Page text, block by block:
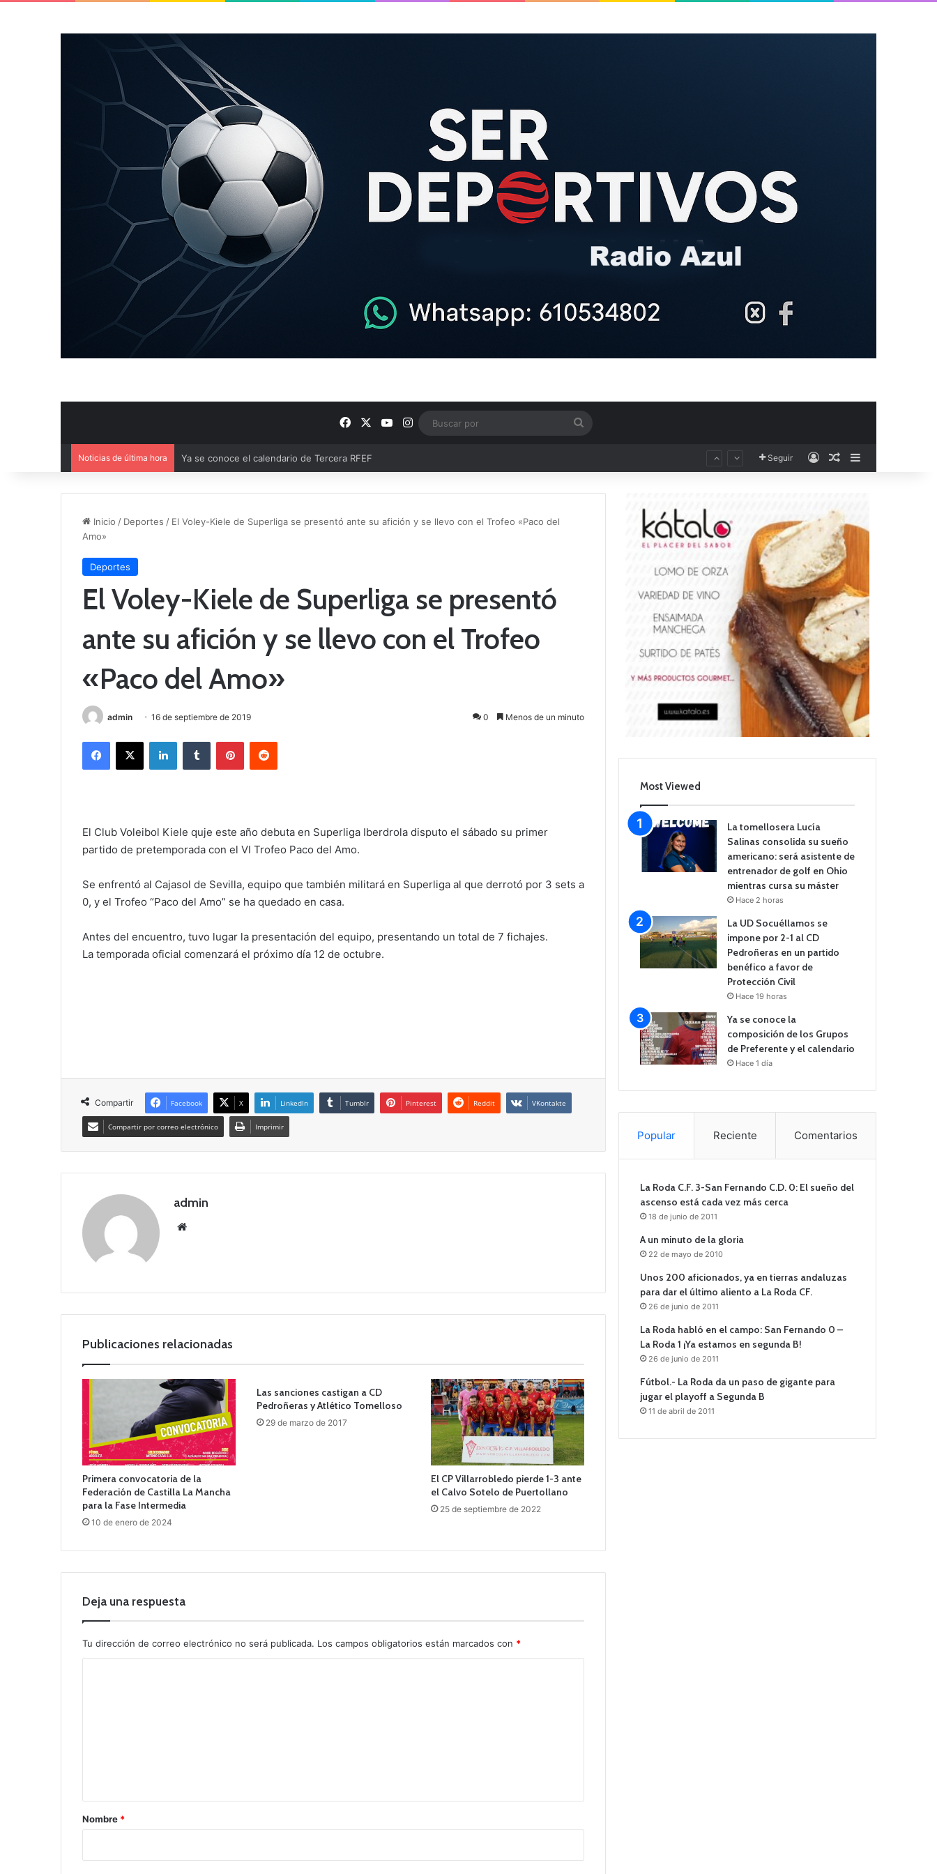
FacebookYouTube
Instagram
Noticias de última hora Mercado de Fichajes: Movimientos clave en el fútbol comarcal Seguir AccesoPublicación al
Inicio / Deportes / El Voley-Kiele de Superliga se presentó ante su afición y se llevo con el Trofeo «Paco del
Amo»
Deportes
El Voley-Kiele de Superliga se presentó
ante su afición y se llevo con el Trofeo
«Paco del Amo»
admin 16 de septiembre de 2019 0 Menos de un minuto
El Club Voleibol Kiele quje este año debuta en Superliga Iberdrola disputo el sábado su primer
partido de pretemporada con el VI Trofeo Paco del Amo.
Se enfrentó al Cajasol de Sevilla, equipo que también militará en Superliga al que derrotó por 3 sets a
0, y el Trofeo “Paco del Amo” se ha quedado en casa.
Antes del encuentro, tuvo lugar la presentación del equipo, presentando un total de 7 fichajes.
La temporada oficial comenzará el próximo día 12 de octubre.
Compartir Facebook X LinkedIn Tumblr Pinterest Reddit VKontakte
Compartir por correo electrónico Imprimir
admin
Publicaciones relacionadas
Primera convocatoria de la
Federación de Castilla La Mancha
para la Fase Intermedia
10 de enero de 2024
Las sanciones castigan a CD
Pedroñeras y Atlético Tomelloso
29 de marzo de 2017
El CP Villarrobledo pierde 1-3 ante
el Calvo Sotelo de Puertollano
25 de septiembre de 2022
Deja una respuesta
Tu dirección de correo electrónico no será publicada. Los campos obligatorios están marcados con *
rNombre *
Most Viewed
La tomellosera Lucía
Salinas consolida su sueño
americano: será asistente de
entrenador de golf en Ohio
mientras cursa su máster
Hace 2 horas
La UD Socuéllamos se
impone por 2-1 al CD
Pedroñeras en un partido
benéfico a favor de
Protección Civil
Hace 19 horas
Ya se conoce la
composición de los Grupos
de Preferente y el calendario
Hace 1 día
Popular Reciente Comentarios
La Roda C.F. 3-San Fernando C.D. 0: El sueño del
ascenso está cada vez más cerca
18 de junio de 2011
A un minuto de la gloria
22 de mayo de 2010
Unos 200 aficionados, ya en tierras andaluzas
para dar el último aliento a La Roda CF.
26 de junio de 2011
La Roda habló en el campo: San Fernando 0 –
La Roda 1 ¡Ya estamos en segunda B!
26 de junio de 2011
Fútbol.- La Roda da un paso de gigante para
jugar el playoff a Segunda B
11 de abril de 2011